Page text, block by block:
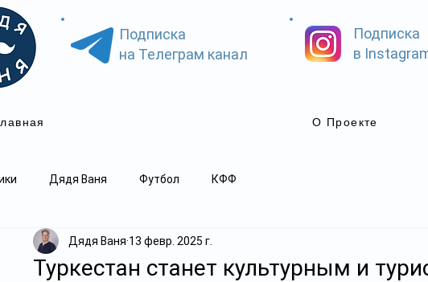
Подписка
на Телеграм канал
Подписка
в
О Проекте
Дядя Ваня Футбол КФФ
Туркестан станет культурным и
Дядя Ваня 13 февр. 2025 г.